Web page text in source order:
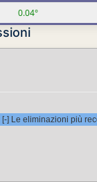
0.04°
[-] Le eliminazioni più